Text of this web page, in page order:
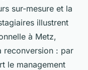
sur-mesure et la
illustrent
à Metz,
reconversion : par
le management